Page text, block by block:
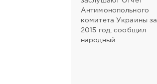
Антимонопольного
комитета Украины за
2015 год, сообщил
народный